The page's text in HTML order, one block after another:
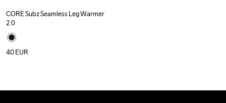
CORE Subz Seamless Leg Warmer
2.0
40EUR